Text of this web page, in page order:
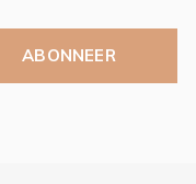
ABONNEER